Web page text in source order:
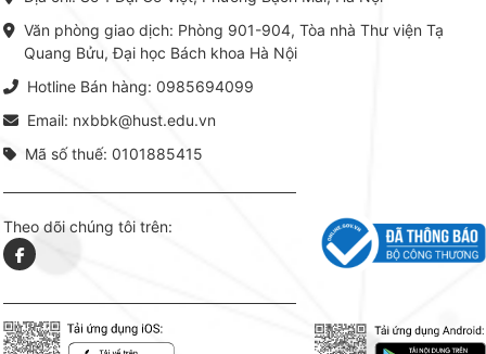
Văn phòng giao dịch: Phòng 901-904, Tòa nhà Thư viện Tạ
Quang Bửu, Đại học Bách khoa Hà Nội
Hotline Bán hàng: 0985694099
Email: nxbbk@hust.edu.vn
Mã số thuế: 0101885415
Theo dõi chúng tôi trên: